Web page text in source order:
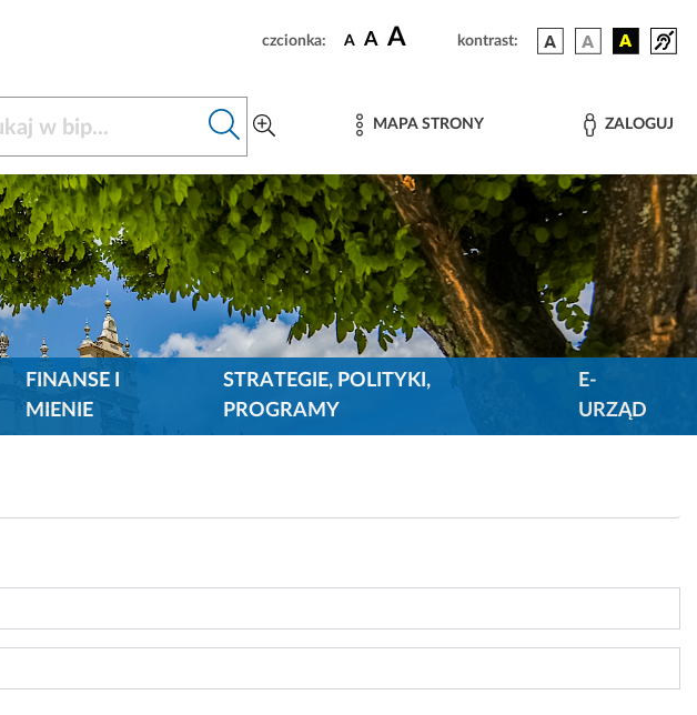
czcionka: A A A kontrast:
MAPA STRONY ZALOGUJ
FINANSE I
MIENIE
STRATEGIE, POLITYKI,
PROGRAMY
E-
URZĄD